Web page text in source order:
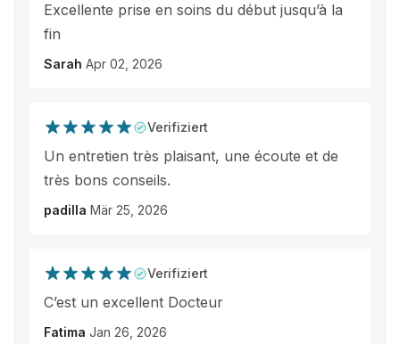
Excellente prise en soins du début jusqu’à la
fin
Sarah Apr 02, 2026
Verifiziert
Un entretien très plaisant, une écoute et de
très bons conseils.
padilla Mär 25, 2026
Verifiziert
C’est un excellent Docteur
Fatima Jan 26, 2026